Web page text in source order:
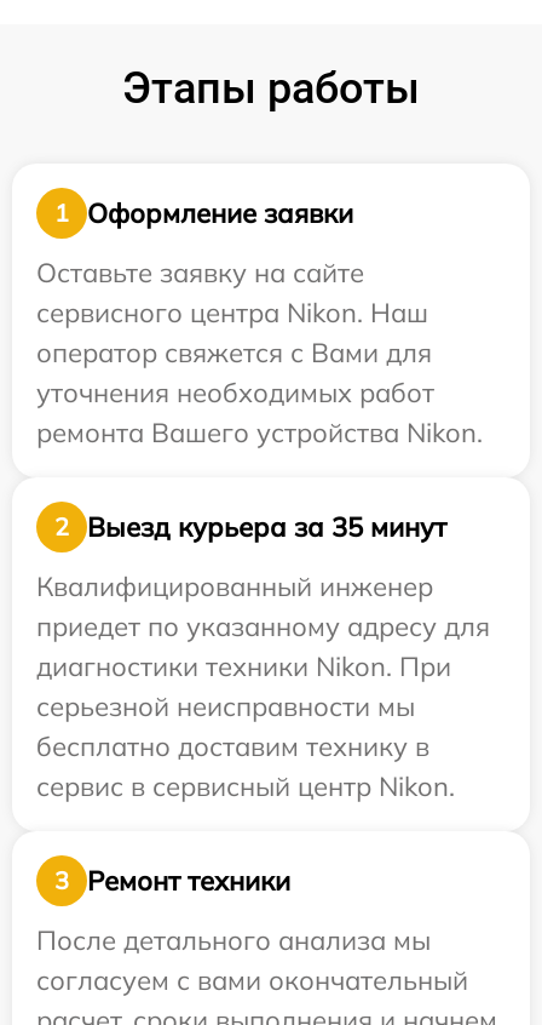
Этапы работы
1
Оформление заявки
Оставьте заявку на сайте
сервисного центра Nikon. Наш
оператор свяжется с Вами для
уточнения необходимых работ
ремонта Вашего устройства Nikon.
2
Выезд курьера за 35 минут
Квалифицированный инженер
приедет по указанному адресу для
диагностики техники Nikon. При
серьезной неисправности мы
бесплатно доставим технику в
сервис в сервисный центр Nikon.
3
Ремонт техники
После детального анализа мы
согласуем с вами окончательный